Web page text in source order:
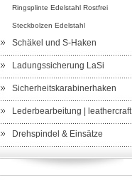
Ringsplinte Edelstahl Rostfrei
Steckbolzen Edelstahl
Schäkel und S-Haken
Ladungssicherung LaSi
Sicherheitskarabinerhaken
Lederbearbeitung | leathercraft
Drehspindel & Einsätze